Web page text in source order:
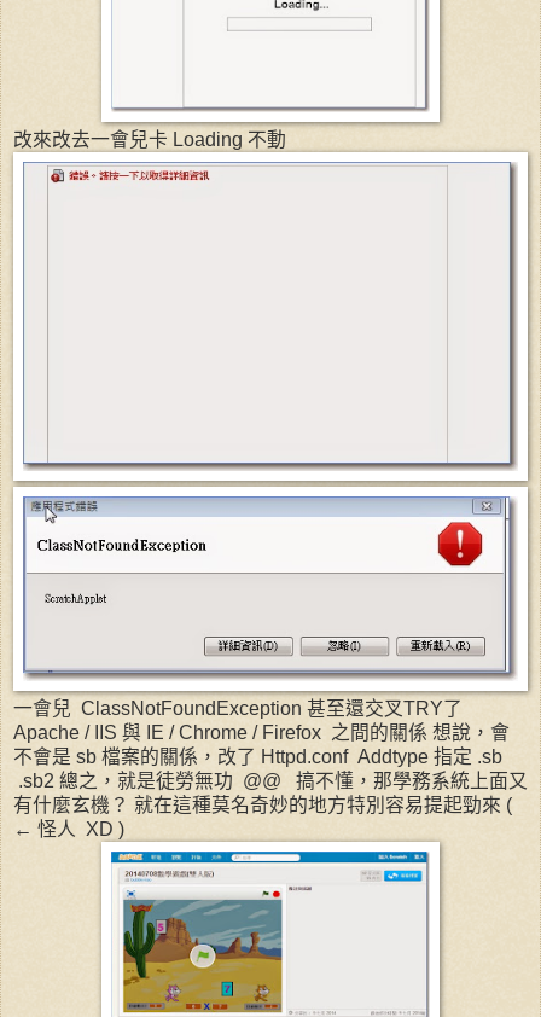
改來改去一會兒卡 Loading 不動
一會兒 ClassNotFoundException 甚至還交叉TRY了
Apache / IIS 與 IE / Chrome / Firefox 之間的關係 想說，會
不會是 sb 檔案的關係，改了 Httpd.conf Addtype 指定 .sb
.sb2 總之，就是徒勞無功 @@ 搞不懂，那學務系統上面又
有什麼玄機？ 就在這種莫名奇妙的地方特別容易提起勁來 (
← 怪人 XD )